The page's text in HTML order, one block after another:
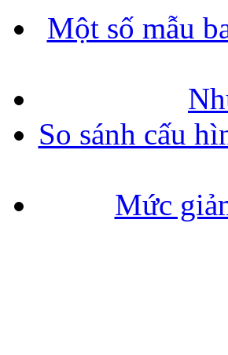
Một số mẫu
So sánh cấu
Mức